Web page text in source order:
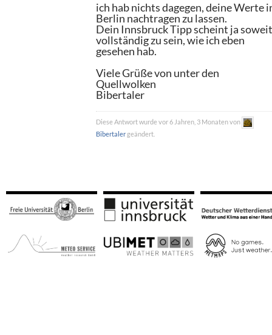
ich hab nichts dagegen, deine Werte
Berlin nachtragen zu lassen.
Dein Innsbruck Tipp scheint ja
vollständig zu sein, wie ich eben
gesehen hab.
Viele Grüße von unter den
Quellwolken
Bibertaler
Diese Antwort wurde vor 6 Jahren, 3 Monaten von
Bibertalergeändert.